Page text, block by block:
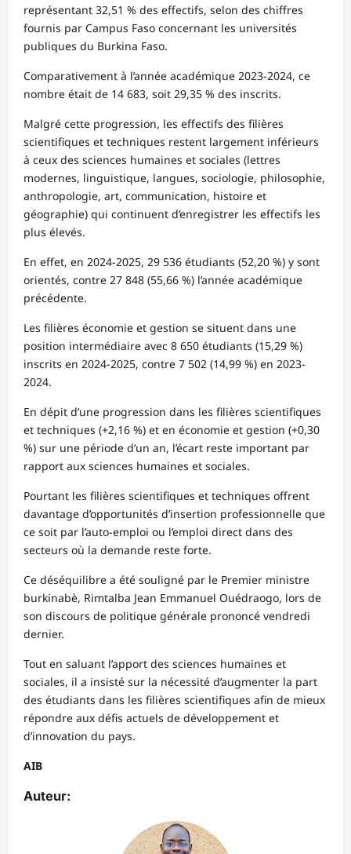
représentant 32,51 % des effectifs, selon des chiffres
fournis par Campus Faso concernant les universités
publiques du Burkina Faso.
Comparativement à l’année académique 2023-2024, ce
nombre était de 14 683, soit 29,35 % des inscrits.
Malgré cette progression, les effectifs des filières
scientifiques et techniques restent largement inférieurs
à ceux des sciences humaines et sociales (lettres
modernes, linguistique, langues, sociologie, philosophie,
anthropologie, art, communication, histoire et
géographie) qui continuent d’enregistrer les effectifs les
plus élevés.
En effet, en 2024-2025, 29 536 étudiants (52,20 %) y sont
orientés, contre 27 848 (55,66 %) l’année académique
précédente.
Les filières économie et gestion se situent dans une
position intermédiaire avec 8 650 étudiants (15,29 %)
inscrits en 2024-2025, contre 7 502 (14,99 %) en 2023-
2024.
En dépit d’une progression dans les filières scientifiques
et techniques (+2,16 %) et en économie et gestion (+0,30
%) sur une période d’un an, l’écart reste important par
rapport aux sciences humaines et sociales.
Pourtant les filières scientifiques et techniques offrent
davantage d’opportunités d’insertion professionnelle que
ce soit par l’auto-emploi ou l’emploi direct dans des
secteurs où la demande reste forte.
Ce déséquilibre a été souligné par le Premier ministre
burkinabè, Rimtalba Jean Emmanuel Ouédraogo, lors de
son discours de politique générale prononcé vendredi
dernier.
Tout en saluant l’apport des sciences humaines et
sociales, il a insisté sur la nécessité d’augmenter la part
des étudiants dans les filières scientifiques afin de mieux
répondre aux défis actuels de développement et
d’innovation du pays.
AIB
Auteur: